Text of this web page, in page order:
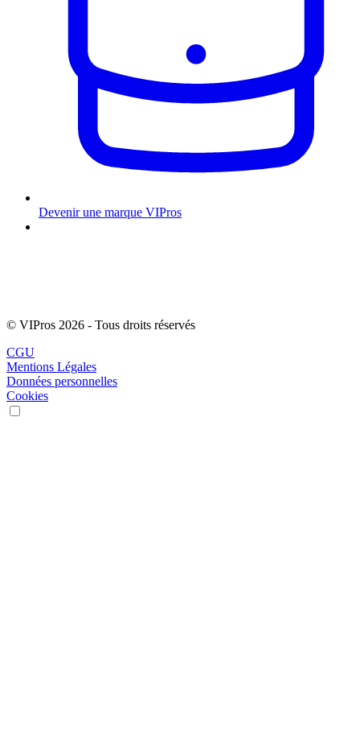
Devenir une marque VIPros
© VIPros 2026 - Tous droits réservés
CGU
Mentions Légales
Données personnelles
Cookies